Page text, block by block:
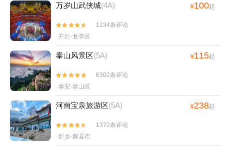
万岁山武侠城(4A) ¥100起


1234条评论
开封·龙亭区
泰山风景区(5A) ¥115起


6302条评论
泰安·泰山区
河南宝泉旅游区(5A) ¥238起


1372条评论
新乡·辉县市